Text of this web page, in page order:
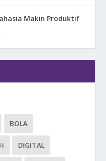
Makin Produktif
BOLA
DIGITAL